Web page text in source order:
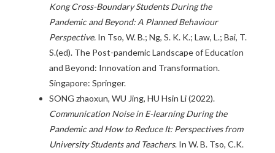
Kong Cross-Boundary Students During the
Pandemic and Beyond: A Planned Behaviour
Perspective. In Tso, W. B.; Ng, S. K. K.; Law, L.; Bai, T.
S.(ed). The Post-pandemic Landscape of Education
and Beyond: Innovation and Transformation.
Singapore: Springer.
SONG zhaoxun, WU Jing, HU Hsin Li (2022).
Communication Noise in E-learning During the
Pandemic and How to Reduce It: Perspectives from
University Students and Teachers. In W. B. Tso, C.K.